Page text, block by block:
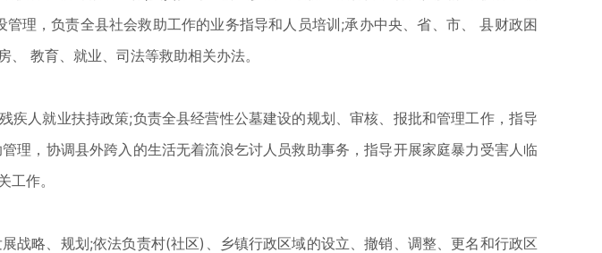
理，负责全县社会救助工作的业务指导和人员培训;承办中央、省、市、 县财政困
教育、就业、司法等救助相关办法。
人就业扶持政策;负责全县经营性公墓建设的规划、审核、报批和管理工作，指导
理，协调县外跨入的生活无着流浪乞讨人员救助事务，指导开展家庭暴力受害人临
作。
略、规划;依法负责村(社区)、乡镇行政区域的设立、撤销、调整、更名和行政区